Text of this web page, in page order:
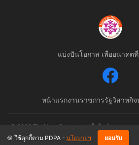
แบ่งปันโอกาส เพื่ออนาคต
หน้าแรกงานราชการรัฐวิสาหกิจ
© 2026 ThaiJobsGov.com - เว็บไซต์รวมงานรา
ลิขสิทธิ์ตามกฎหมาย
🍪 ใช้คุกกี้ตาม PDPA - นโยบายฯ ยอมรับ